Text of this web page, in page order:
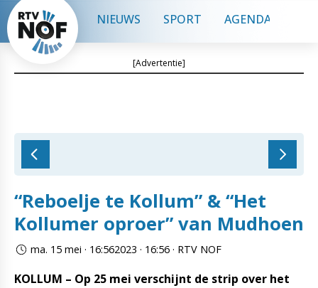
NIEUWS SPORT AGENDA
[Advertentie]
“Reboelje te Kollum” & “Het
Kollumer oproer” van Mudhoen
ma. 15 mei · 16:562023 · 16:56 · RTV NOF
KOLLUM – Op 25 mei verschijnt de strip over het